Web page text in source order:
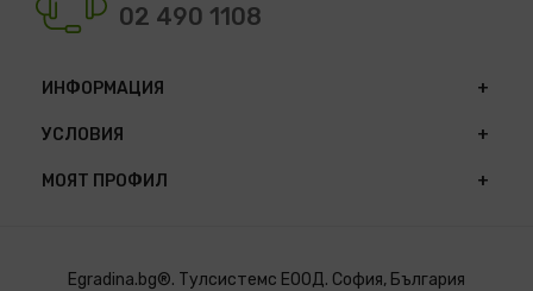
02 490 1108
ИНФОРМАЦИЯ
УСЛОВИЯ
МОЯТ ПРОФИЛ
Egradina.bg®. Тулсистемс ЕООД. София, България